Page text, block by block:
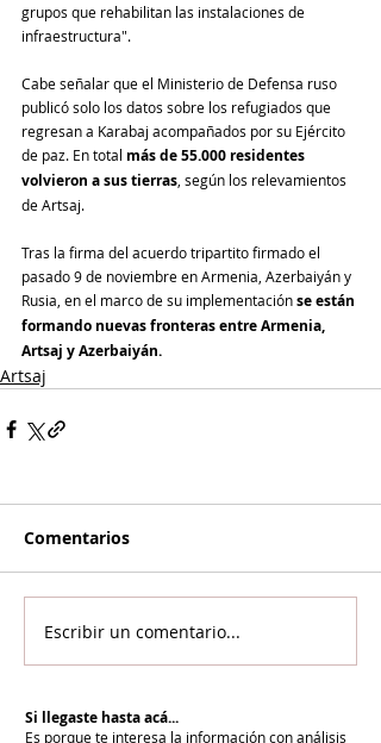
grupos que rehabilitan las instalaciones de
infraestructura".
Cabe señalar que el Ministerio de Defensa ruso
publicó solo los datos sobre los refugiados que
regresan a Karabaj acompañados por su Ejército
de paz. En total más de 55.000 residentes
volvieron a sus tierras, según los relevamientos
de Artsaj.
Tras la firma del acuerdo tripartito firmado el
pasado 9 de noviembre en Armenia, Azerbaiyán y
Rusia, en el marco de su implementación se están
formando nuevas fronteras entre Armenia,
Artsaj y Azerbaiyán.
Artsaj
Comentarios
Escribir un comentario...
Si llegaste hasta acá...
Es porque te interesa la información con análisis